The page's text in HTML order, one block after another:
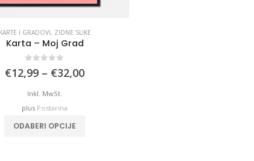
KARTE I GRADOVI, ZIDNE SLIKE
Karta – Moj Grad
€12,99 – €32,00Price
Inkl. MwSt.
plus Postarina
ODABERI OPCIJE